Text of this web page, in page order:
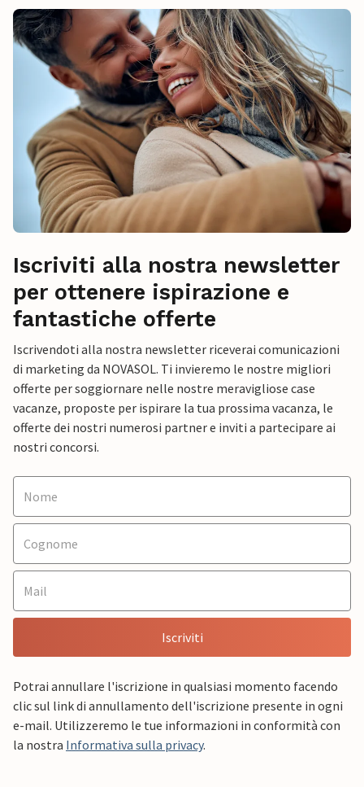
Iscriviti alla nostra newsletter
per ottenere ispirazione e
fantastiche offerte
Iscrivendoti alla nostra newsletter riceverai comunicazioni
di marketing da NOVASOL. Ti invieremo le nostre migliori
offerte per soggiornare nelle nostre meravigliose case
vacanze, proposte per ispirare la tua prossima vacanza, le
offerte dei nostri numerosi partner e inviti a partecipare ai
nostri concorsi.
Iscriviti
Potrai annullare l'iscrizione in qualsiasi momento facendo
clic sul link di annullamento dell'iscrizione presente in ogni
e-mail. Utilizzeremo le tue informazioni in conformità con
la nostra Informativa sulla privacy.